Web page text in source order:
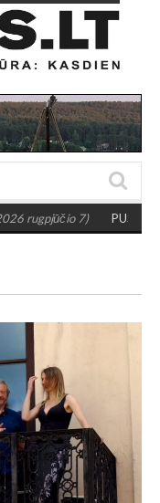
PUSIAUSVYROS AKTAS